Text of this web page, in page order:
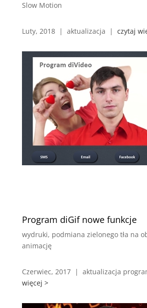
Slow Motion
Luty, 2018 | aktualizacja | czytaj
Program diGif nowe funkcje
wydruki, podmiana zielonego tła na
animację
Czerwiec, 2017 | aktualizacja
więcej >